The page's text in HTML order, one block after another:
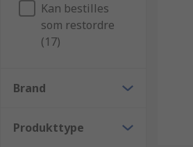
Kan bestilles
som restordre
(17)
Brand
Produkttype